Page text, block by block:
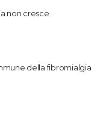
non cresce
della fibromialgia